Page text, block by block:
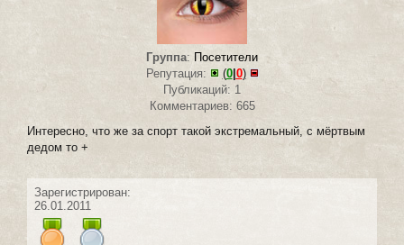
Группа: Посетители
Репутация:
(0| 0)
Публикаций: 1
Комментариев: 665
Интересно, что же за спорт такой экстремальный, с мёртвым
дедом то +
Зарегистрирован:
26.01.2011